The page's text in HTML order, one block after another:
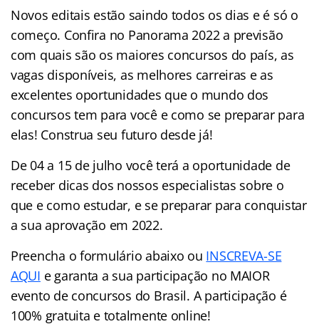
Novos editais estão saindo todos os dias e é só o
começo. Confira no Panorama 2022 a previsão
com quais são os maiores concursos do país, as
vagas disponíveis, as melhores carreiras e as
excelentes oportunidades que o mundo dos
concursos tem para você e como se preparar para
elas! Construa seu futuro desde já!
De 04 a 15 de julho você terá a oportunidade de
receber dicas dos nossos especialistas sobre o
que e como estudar, e se preparar para conquistar
a sua aprovação em 2022.
Preencha o formulário abaixo ou INSCREVA-SE
AQUI e garanta a sua participação no MAIOR
evento de concursos do Brasil. A participação é
100% gratuita e totalmente online!